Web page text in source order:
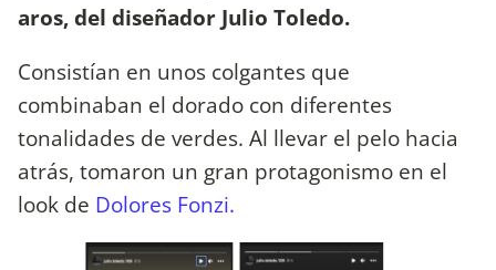
aros, del diseñador Julio Toledo.
Consistían en unos colgantes que
combinaban el dorado con diferentes
tonalidades de verdes. Al llevar el pelo hacia
atrás, tomaron un gran protagonismo en el
look de Dolores Fonzi.